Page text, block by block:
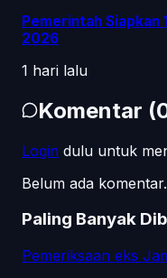
Pemerintah Siapkan
2026
1 hari lalu
Komentar (
Login dulu untuk
Belum ada
Paling Banyak
Pemeriksaan eks